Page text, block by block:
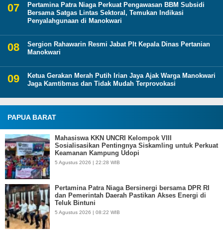
Pertamina Patra Niaga Perkuat Pengawasan BBM Subsidi
Bersama Satgas Lintas Sektoral, Temukan Indikasi
Penyalahgunaan di Manokwari
Sergion Rahawarin Resmi Jabat Plt Kepala Dinas Pertanian
Manokwari
Ketua Gerakan Merah Putih Irian Jaya Ajak Warga Manokwari
Jaga Kamtibmas dan Tidak Mudah Terprovokasi
PAPUA BARAT
Mahasiswa KKN UNCRI Kelompok VIII
Sosialisasikan Pentingnya Siskamling untuk Perkuat
Keamanan Kampung Udopi
5 Agustus 2026 | 22:28 WIB
Pertamina Patra Niaga Bersinergi bersama DPR RI
dan Pemerintah Daerah Pastikan Akses Energi di
Teluk Bintuni
5 Agustus 2026 | 08:22 WIB